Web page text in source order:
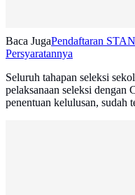
Baca JugaPendaftaran
Persyaratannya
Seluruh tahapan seleksi
pelaksanaan seleksi dengan
penentuan kelulusan, sudah